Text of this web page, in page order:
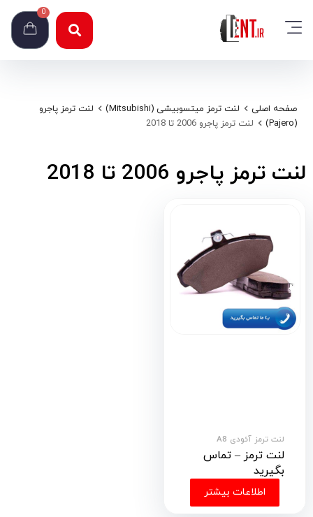
0
صفحه اصلی لنت ترمز میتسوبیشی (Mitsubishi)
لنت ترمز پاجرو
(Pajero)
لنت ترمز پاجرو 2006 تا 2018
لنت ترمز پاجرو 2006 تا 2018
لنت ترمز آئودی A8
لنت ترمز – تماس
بگیرید
اطلاعات بیشتر